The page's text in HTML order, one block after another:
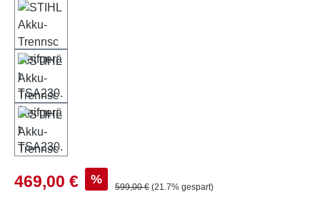
Verkaufspreis:
469,00 € % Regulärer Preis:
599,00 € (21.7% gespart)